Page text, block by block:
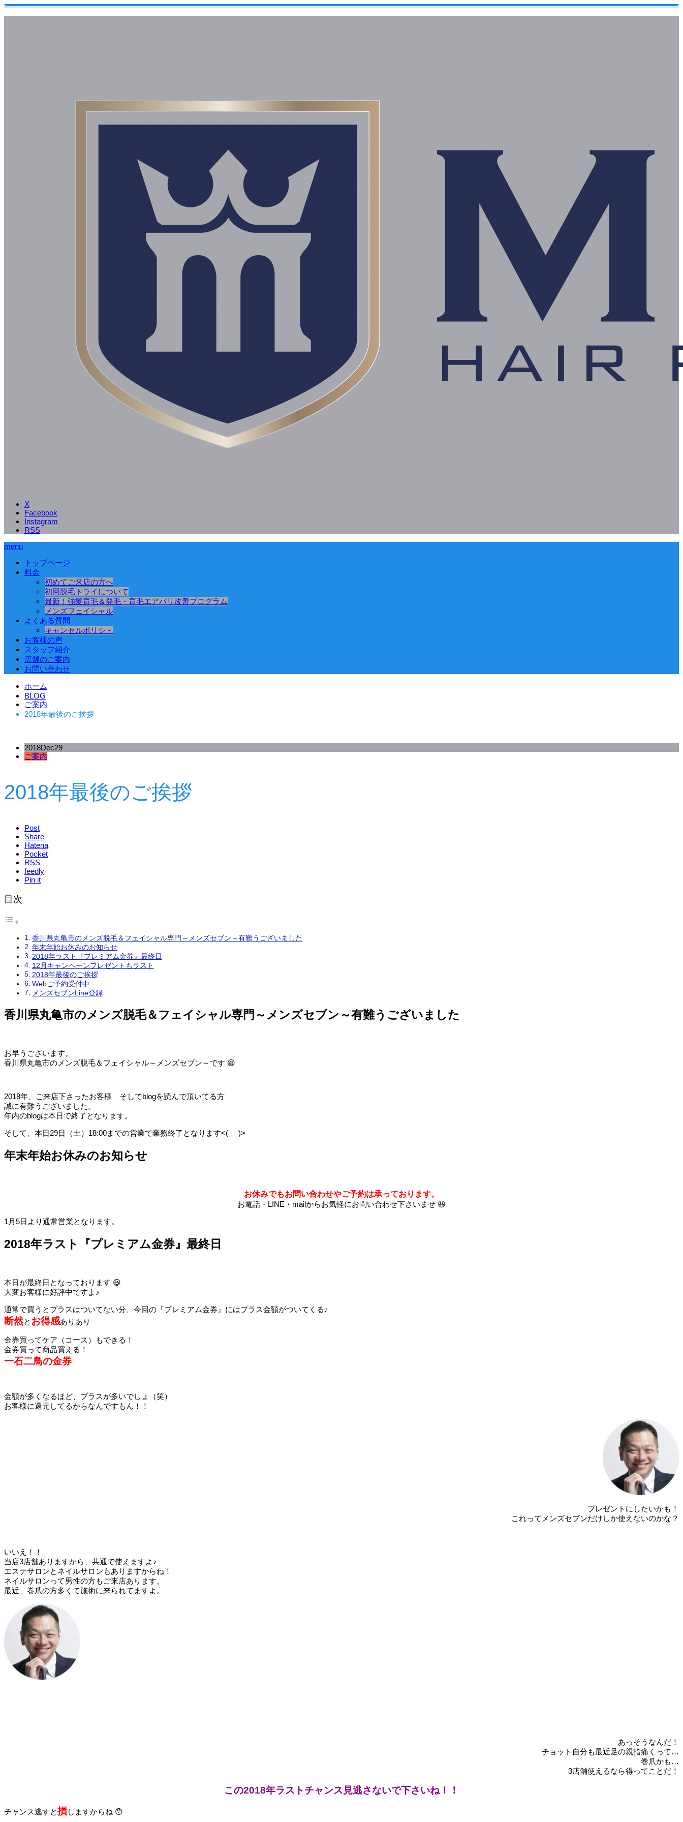
X
Facebook
Instagram
RSS
menu
トップページ
料金
初めてご来店の方へ
初回脱毛トライについて
最新！強髪育毛＆発毛・育毛エアバリ改善プログラム
メンズフェイシャル
よくある質問
キャンセルポリシ－
お客様の声
スタッフ紹介
店舗のご案内
お問い合わせ
ホーム
BLOG
ご案内
2018年最後のご挨拶
2018Dec29
ご案内
2018年最後のご挨拶
Post
Share
Hatena
Pocket
RSS
feedly
Pin it
目次
香川県丸亀市のメンズ脱毛＆フェイシャル専門～メンズセブン～有難うございました
年末年始お休みのお知らせ
2018年ラスト『プレミアム金券』最終日
12月キャンペーンプレゼントもラスト
2018年最後のご挨拶
Webご予約受付中
メンズセブンLine登録
香川県丸亀市のメンズ脱毛＆フェイシャル専門～メンズセブン～有難うございました
お早うございます。
香川県丸亀市のメンズ脱毛＆フェイシャル～メンズセブン～です 😆
2018年、ご来店下さったお客様 そしてblogを読んで頂いてる方
誠に有難うございました。
年内のblogは本日で終了となります。
そして、本日29日（土）18:00までの営業で業務終了となります<(_ _)>
年末年始お休みのお知らせ
お休みでもお問い合わせやご予約は承っております。
お電話・LINE・mailからお気軽にお問い合わせ下さいませ 😆
1月5日より通常営業となります。
2018年ラスト『プレミアム金券』最終日
本日が最終日となっております 😆
大変お客様に好評中ですよ♪
通常で買うとプラスはついてない分、今回の『プレミアム金券』にはプラス金額がついてくる♪
断然と お得感ありあり
金券買ってケア（コース）もできる！
金券買って商品買える！
一石二鳥の金券
金額が多くなるほど、プラスが多いでしょ（笑）
お客様に還元してるからなんですもん！！
プレゼントにしたいかも！
これってメンズセブンだけしか使えないのかな？
いいえ！！
当店3店舗ありますから、共通で使えますよ♪
エステサロンとネイルサロンもありますからね！
ネイルサロンって男性の方もご来店あります。
最近、巻爪の方多くて施術に来られてますよ。
あっそうなんだ！
チョット自分も最近足の親指痛くって…
巻爪かも…
3店舗使えるなら得ってことだ！
この2018年ラストチャンス見逃さないで下さいね！！
チャンス逃すと損 しますからね 😯